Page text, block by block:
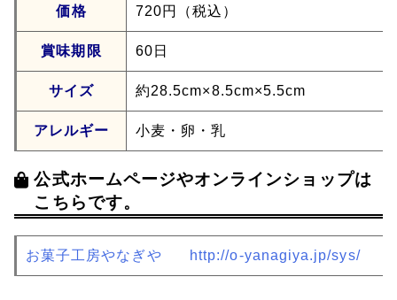
価格 720円（税込）
賞味期限 60日
サイズ 約28.5cm×8.5cm×5.5cm
アレルギー 小麦・卵・乳
公式ホームページやオンラインショップは
こちらです。
お菓子工房やなぎや http://o-yanagiya.jp/sys/